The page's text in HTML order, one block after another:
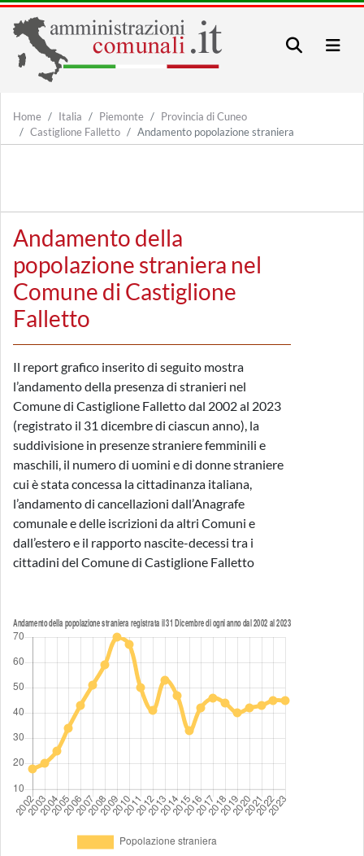
Home Italia Piemonte
Provincia di Cuneo
Castiglione Falletto
Andamento popolazione straniera
Andamento della
popolazione straniera nel
Comune di Castiglione
Falletto
Il report grafico inserito di seguito mostra
l’andamento della presenza di stranieri nel
Comune di Castiglione Falletto dal 2002 al 2023
(registrato il 31 dicembre di ciascun anno), la
suddivisione in presenze straniere femminili e
maschili, il numero di uomini e di donne straniere
cui è stata concessa la cittadinanza italiana,
l’andamento di cancellazioni dall’Anagrafe
comunale e delle iscrizioni da altri Comuni e
dall’estero e il rapporto nascite-decessi tra i
cittadini del Comune di Castiglione Falletto